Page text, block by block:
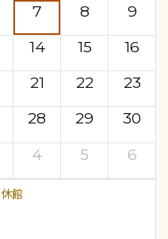
7 8
9
14 15
16
21 22
23
28 29
30
4 5 6
館